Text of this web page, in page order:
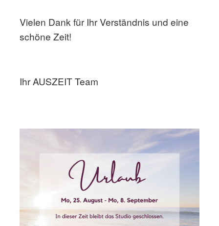
Vielen Dank für Ihr Verständnis und eine
schöne Zeit!
Ihr AUSZEIT Team